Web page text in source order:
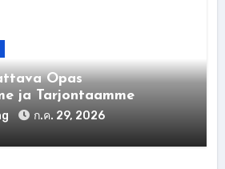
Opas
ja Tarjontaamme
ก.ค. 29, 2026